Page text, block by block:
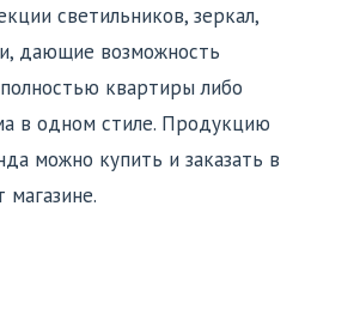
светильников, зеркал,
дающие возможность
квартиры либо
в одном стиле. Продукцию
можно купить и заказать в